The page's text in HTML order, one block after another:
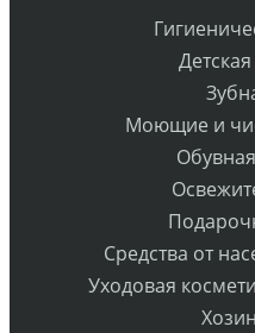
Моющие и
Средства от
Уходовая